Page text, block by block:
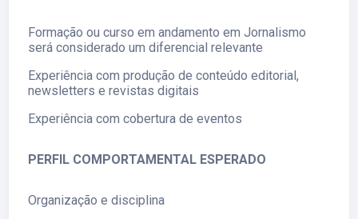
Formação ou curso em andamento em Jornalismo
será considerado um diferencial relevante
Experiência com produção de conteúdo editorial,
newsletters e revistas digitais
Experiência com cobertura de eventos
PERFIL COMPORTAMENTAL ESPERADO
Organização e disciplina